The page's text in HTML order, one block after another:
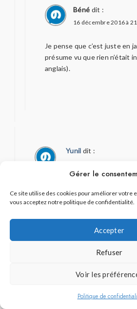
Gérer le
Ce site utilise des cookies pour améliorer votre
vous acceptez notre politique de confidentialité.
Accepter
Refuser
Voir les
Politique de
Béné dit :
16 décembre 2016 à
Je pense que c’est juste en
présume vu que rien n’était
anglais).
Yunil dit :
Japon j’espère pouvoir y passer
16 décembre 2016 à 21
J’espère que tu auras